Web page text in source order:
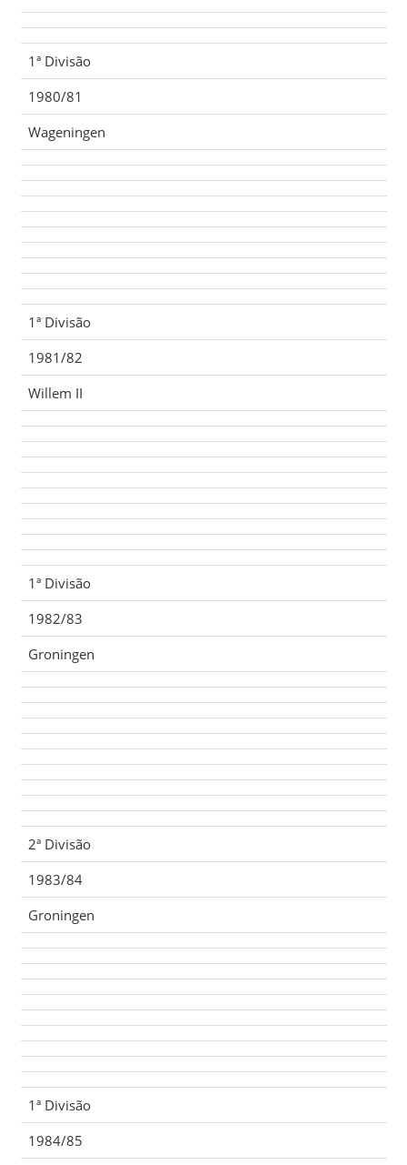
1ª Divisão
1980/81
Wageningen
1ª Divisão
1981/82
Willem II
1ª Divisão
1982/83
Groningen
2ª Divisão
1983/84
Groningen
1ª Divisão
1984/85